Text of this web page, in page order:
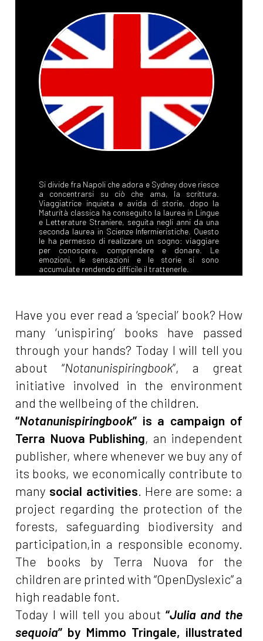
Si divide fra Napoli che adora e Sydney dove riesce
a concentrarsi su ciò che ama, la scrittura.
Viaggiatrice inquieta e avida di storie, dopo la
Maturità classica ha conseguito la laurea in Lingue
e Letterature Straniere, seguita negli anni da una
seconda laurea in Scienze Infermieristiche. Questo
le ha permesso di realizzare un sogno: viaggiare
per conoscere, comprendere e donare. Le
emozioni, le sensazioni e le storie si sono
accumulate rendendo difficile il trattenerle.
Have you ever read a ‘special’ book? How
many ‘unispiring’ books have passed
through your hands? Today I will tell you
about “Notanunispiringbook”, a great
initiative involved in the environment
and the wellbeing of the children.
“Notanunispiringbook” is a campaign of
Terra Nuova Publishing, an independent
publisher, where whenever we buy any of
its books, we economically contribute to
many social activities . Here are some: a
project regarding the protection of the
forests, safeguarding biodiversity and
participation,in a responsible economy.
The books by Terra Nuova for the
children are printed with “OpenDyslexic” a
high readable font.
Today I will tell you about “Julia and the
sequoia” by Mimmo Tringale, illustrated